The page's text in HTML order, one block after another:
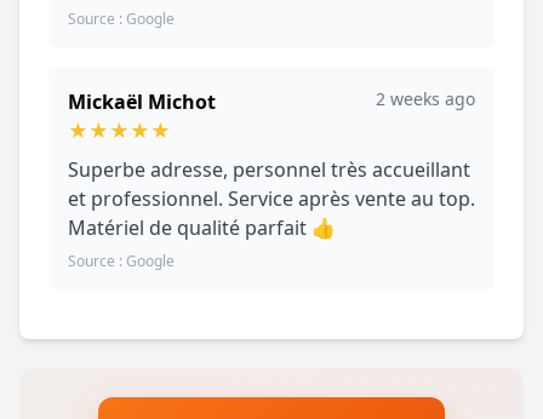
Source : Google
Mickaël Michot
★★★★★
2 weeks ago
Superbe adresse, personnel très accueillant
et professionnel. Service après vente au top.
Matériel de qualité parfait 👍
Source : Google